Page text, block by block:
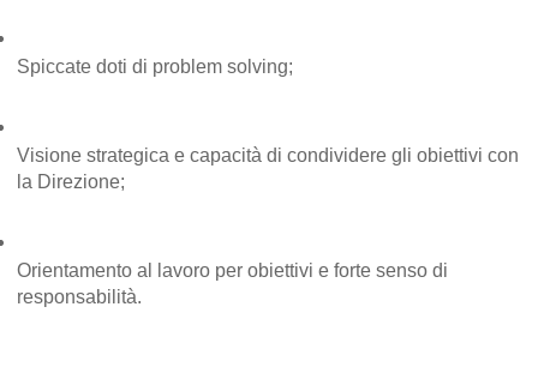
Spiccate doti di problem solving;
Visione strategica e capacità di condividere gli obiettivi con
la Direzione;
Orientamento al lavoro per obiettivi e forte senso di
responsabilità.